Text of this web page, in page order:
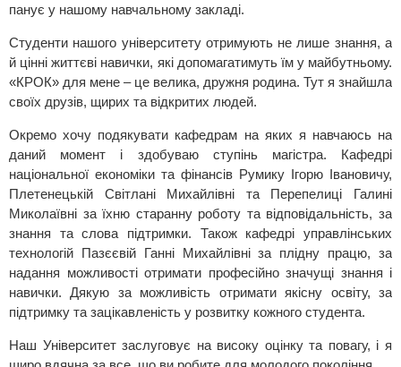
панує у нашому навчальному закладі.
Студенти нашого університету отримують не лише знання, а
й цінні життєві навички, які допомагатимуть їм у майбутньому.
«КРОК» для мене – це велика, дружня родина. Тут я знайшла
своїх друзів, щирих та відкритих людей.
Окремо хочу подякувати кафедрам на яких я навчаюсь на
даний момент і здобуваю ступінь магістра. Кафедрі
національної економіки та фінансів Румику Ігорю Івановичу,
Плетенецькій Світлані Михайлівні та Перепелиці Галині
Миколаївні за їхню старанну роботу та відповідальність, за
знання та слова підтримки. Також кафедрі управлінських
технологій Пазєєвій Ганні Михайлівні за плідну працю, за
надання можливості отримати професійно значущі знання і
навички. Дякую за можливість отримати якісну освіту, за
підтримку та зацікавленість у розвитку кожного студента.
Наш Університет заслуговує на високу оцінку та повагу, і я